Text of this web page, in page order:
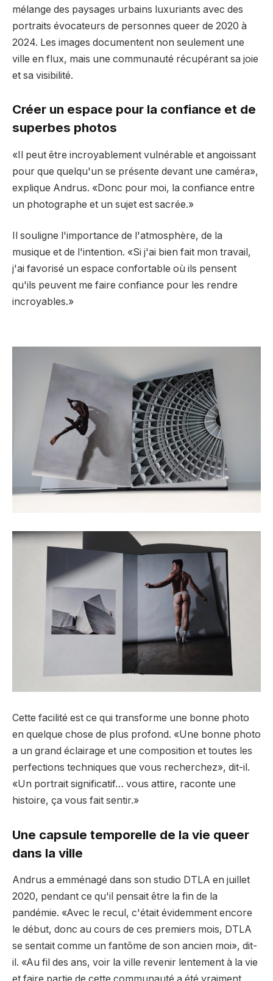
mélange des paysages urbains luxuriants avec des
portraits évocateurs de personnes queer de 2020 à
2024. Les images documentent non seulement une
ville en flux, mais une communauté récupérant sa joie
et sa visibilité.
Créer un espace pour la confiance et de
superbes photos
«Il peut être incroyablement vulnérable et angoissant
pour que quelqu'un se présente devant une caméra»,
explique Andrus. «Donc pour moi, la confiance entre
un photographe et un sujet est sacrée.»
Il souligne l'importance de l'atmosphère, de la
musique et de l'intention. «Si j'ai bien fait mon travail,
j'ai favorisé un espace confortable où ils pensent
qu'ils peuvent me faire confiance pour les rendre
incroyables.»
Cette facilité est ce qui transforme une bonne photo
en quelque chose de plus profond. «Une bonne photo
a un grand éclairage et une composition et toutes les
perfections techniques que vous recherchez», dit-il.
«Un portrait significatif… vous attire, raconte une
histoire, ça vous fait sentir.»
Une capsule temporelle de la vie queer
dans la ville
Andrus a emménagé dans son studio DTLA en juillet
2020, pendant ce qu'il pensait être la fin de la
pandémie. «Avec le recul, c'était évidemment encore
le début, donc au cours de ces premiers mois, DTLA
se sentait comme un fantôme de son ancien moi», dit-
il. «Au fil des ans, voir la ville revenir lentement à la vie